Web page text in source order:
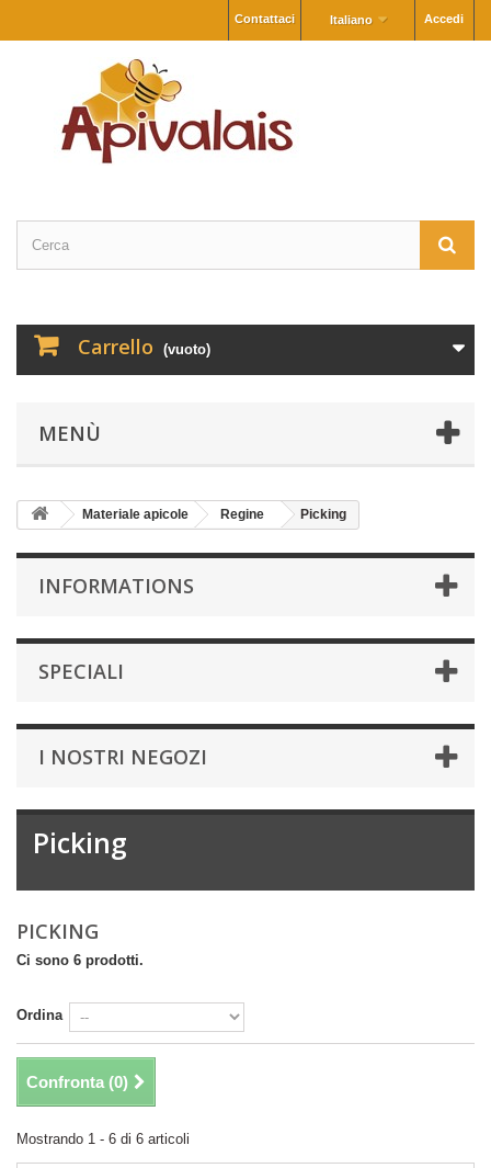
Accedi
Italiano
Contattaci
Carrello (vuoto)
MENÙ
Materiale apicole Regine Picking
INFORMATIONS
SPECIALI
I NOSTRI NEGOZI
Picking
PICKING
Ci sono 6 prodotti.
Ordina
Confronta (0)
Mostrando 1 - 6 di 6 articoli